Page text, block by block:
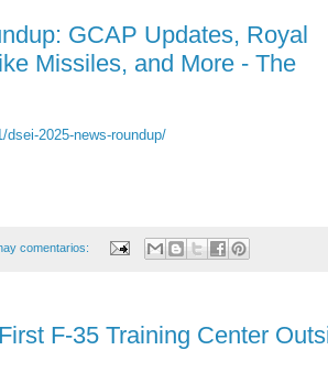
GCAP Updates, Royal
Missiles, and More - The
2025-news-roundup/
comentarios:
F-35 Training Center